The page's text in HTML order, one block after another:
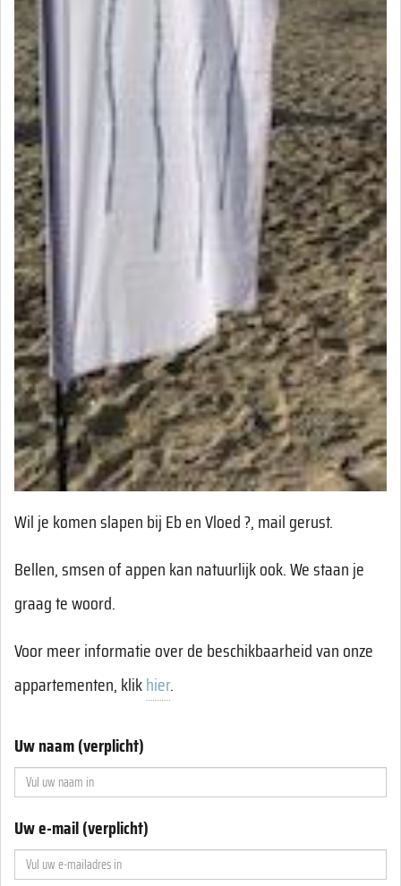
Wil je komen slapen bij Eb en Vloed ?, mail gerust.
Bellen, smsen of appen kan natuurlijk ook. We staan je
graag te woord.
Voor meer informatie over de beschikbaarheid van onze
appartementen, klikhier.
Uw naam (verplicht)
Uw e-mail (verplicht)